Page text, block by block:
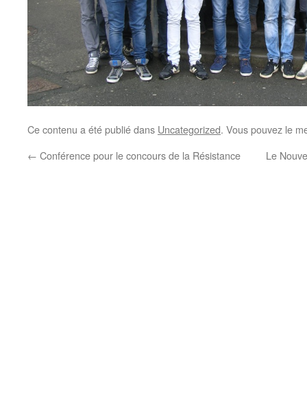
Ce contenu a été publié dans Uncategorized. Vous pouvez le
← Conférence pour le concours de la Résistance Le